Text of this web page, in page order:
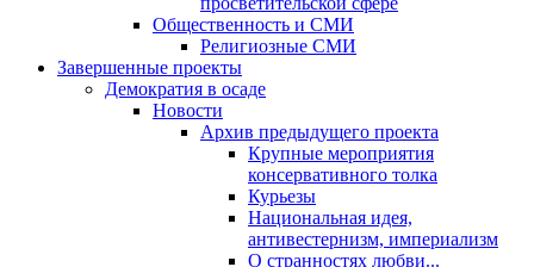
Общественность и СМИ
Религиозные СМИ
Завершенные проекты
Демократия в осаде
Новости
Архив предыдущего проекта
Крупные мероприятия
консервативного толка
Курьезы
Национальная идея,
антивестернизм, империализм
О странностях любви...